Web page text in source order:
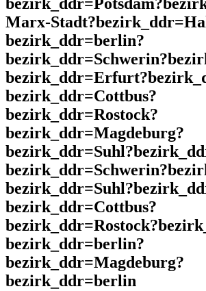
Marx-
bezirk_ddr=berlin?
bezirk_ddr=Cottbus?
bezirk_ddr=Rostock?
bezirk_ddr=Magdeburg?
bezirk_ddr=Cottbus?
bezirk_ddr=berlin?
bezirk_ddr=Magdeburg?
bezirk_ddr=berlin